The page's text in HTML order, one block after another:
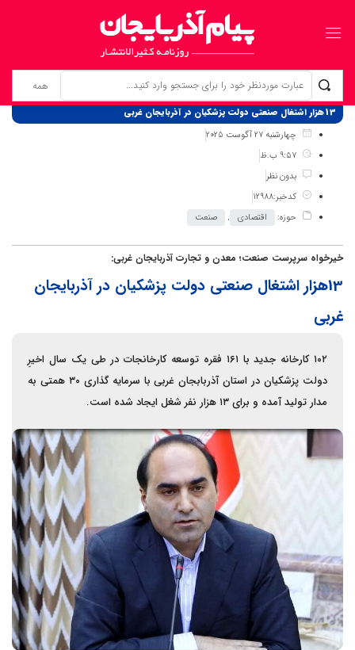
برگ نخست
نوشته‌ها
13هزار اشتغال صنعتی دولت پزشکیان در آذربایجان غربی
چهارشنبه 27 آگوست 2025
9:57 ب.ظ
بدون نظر
کدخبر:12988
حوزه:
اقتصادی , صنعت
خیرخواه سرپرست صنعت؛ معدن و تجارت آذربایجان غربی:
13هزار اشتغال صنعتی دولت پزشکیان در آذربایجان
غربی
۱۰۲ کارخانه جدید با ۱۶۱ فقره توسعه کارخانجات در طی یک سال اخیرِ
دولت پزشکیان در استان آذربابجان غربی با سرمایه گذاری ۳۰ همتی به
مدار تولید آمده و برای ۱۳ هزار نفر شغل ایجاد شده است.